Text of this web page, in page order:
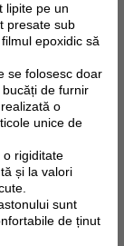
lipite pe un
presate sub
epoxidic să
se folosesc doar
de furnir
o
unice de
o rigiditate
și la valori
sunt
de ținut